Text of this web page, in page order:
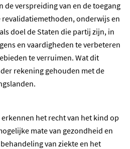
de verspreiding van en de toegang
onderwijs en
doel de Staten die partij zijn, in
en vaardigheden te verbeteren
te verruimen. Wat dit
rekening gehouden met de
het recht van het kind op
mate van gezondheid en
van ziekte en het